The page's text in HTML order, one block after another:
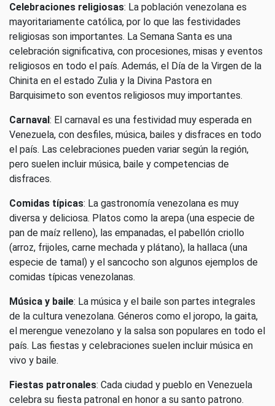
Celebraciones religiosas: La población venezolana es
mayoritariamente católica, por lo que las festividades
religiosas son importantes. La Semana Santa es una
celebración significativa, con procesiones, misas y eventos
religiosos en todo el país. Además, el Día de la Virgen de la
Chinita en el estado Zulia y la Divina Pastora en
Barquisimeto son eventos religiosos muy importantes.
Carnaval: El carnaval es una festividad muy esperada en
Venezuela, con desfiles, música, bailes y disfraces en todo
el país. Las celebraciones pueden variar según la región,
pero suelen incluir música, baile y competencias de
disfraces.
Comidas típicas: La gastronomía venezolana es muy
diversa y deliciosa. Platos como la arepa (una especie de
pan de maíz relleno), las empanadas, el pabellón criollo
(arroz, frijoles, carne mechada y plátano), la hallaca (una
especie de tamal) y el sancocho son algunos ejemplos de
comidas típicas venezolanas.
Música y baile: La música y el baile son partes integrales
de la cultura venezolana. Géneros como el joropo, la gaita,
el merengue venezolano y la salsa son populares en todo el
país. Las fiestas y celebraciones suelen incluir música en
vivo y baile.
Fiestas patronales: Cada ciudad y pueblo en Venezuela
celebra su fiesta patronal en honor a su santo patrono.